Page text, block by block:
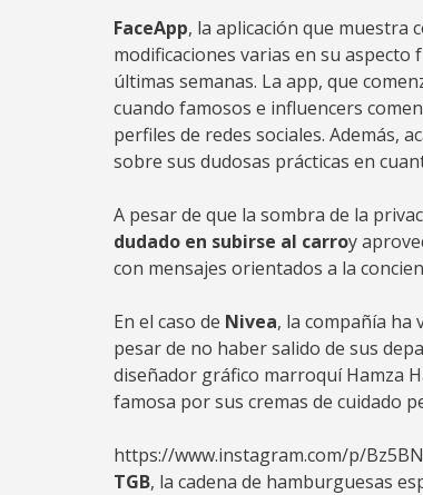
FaceApp, la aplicación que muestra
modificaciones varias en su
últimas semanas. La app, que
cuando famosos e influencers
perfiles de redes sociales. Además,
sobre sus dudosas prácticas en
A pesar de que la sombra de la
dudado en subirse al carroy
con mensajes orientados a la
En el caso de Nivea, la compañía ha
pesar de no haber salido de sus
diseñador gráfico marroquí Hamza
famosa por sus cremas de cuidado
https://www.instagram.com/p/
TGB, la cadena de hamburguesas